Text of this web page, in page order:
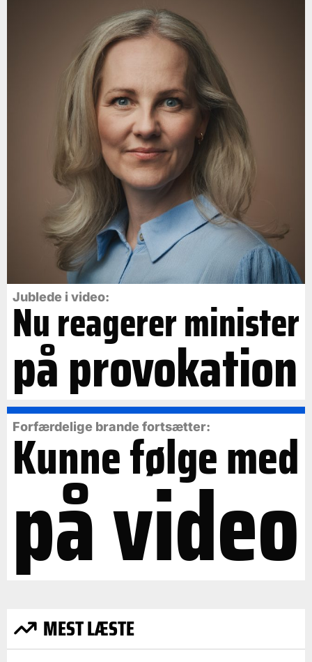
Jublede i video:
Nu reagerer minister
på provokation
Forfærdelige brande fortsætter:
Kunne følge med
på video
MEST LÆSTE